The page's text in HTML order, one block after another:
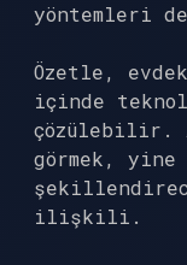
yöntemleri
Özetle,
içinde
çözülebilir.
görmek,
ilişkili.